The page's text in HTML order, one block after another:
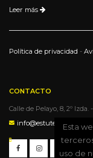
Leer más
Política de privacidad -
CONTACTO
Calle de Pelayo, 8, 2º
info@estutele.comEsta
uso de